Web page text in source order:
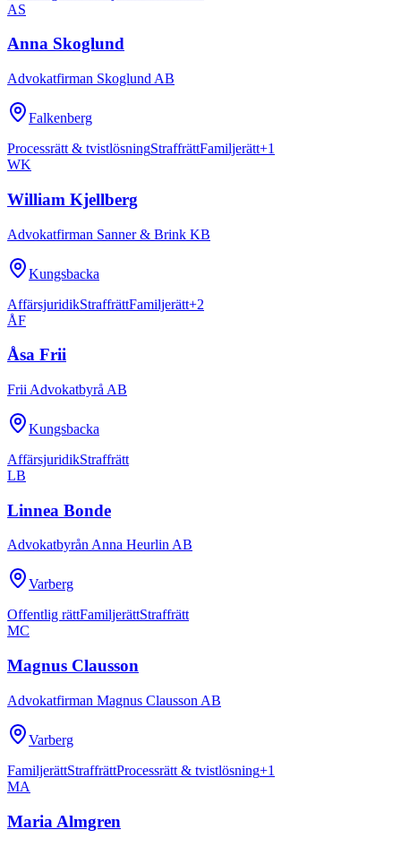
AS
Anna Skoglund
Advokatfirman Skoglund AB
Falkenberg
Processrätt & tvistlösningStraffrättFamiljerätt+1
WK
William Kjellberg
Advokatfirman Sanner & Brink KB
Kungsbacka
AffärsjuridikStraffrättFamiljerätt+2
ÅF
Åsa Frii
Frii Advokatbyrå AB
Kungsbacka
AffärsjuridikStraffrätt
LB
Linnea Bonde
Advokatbyrån Anna Heurlin AB
Varberg
Offentlig rättFamiljerättStraffrätt
MC
Magnus Clausson
Advokatfirman Magnus Clausson AB
Varberg
FamiljerättStraffrättProcessrätt & tvistlösning+1
MA
Maria Almgren